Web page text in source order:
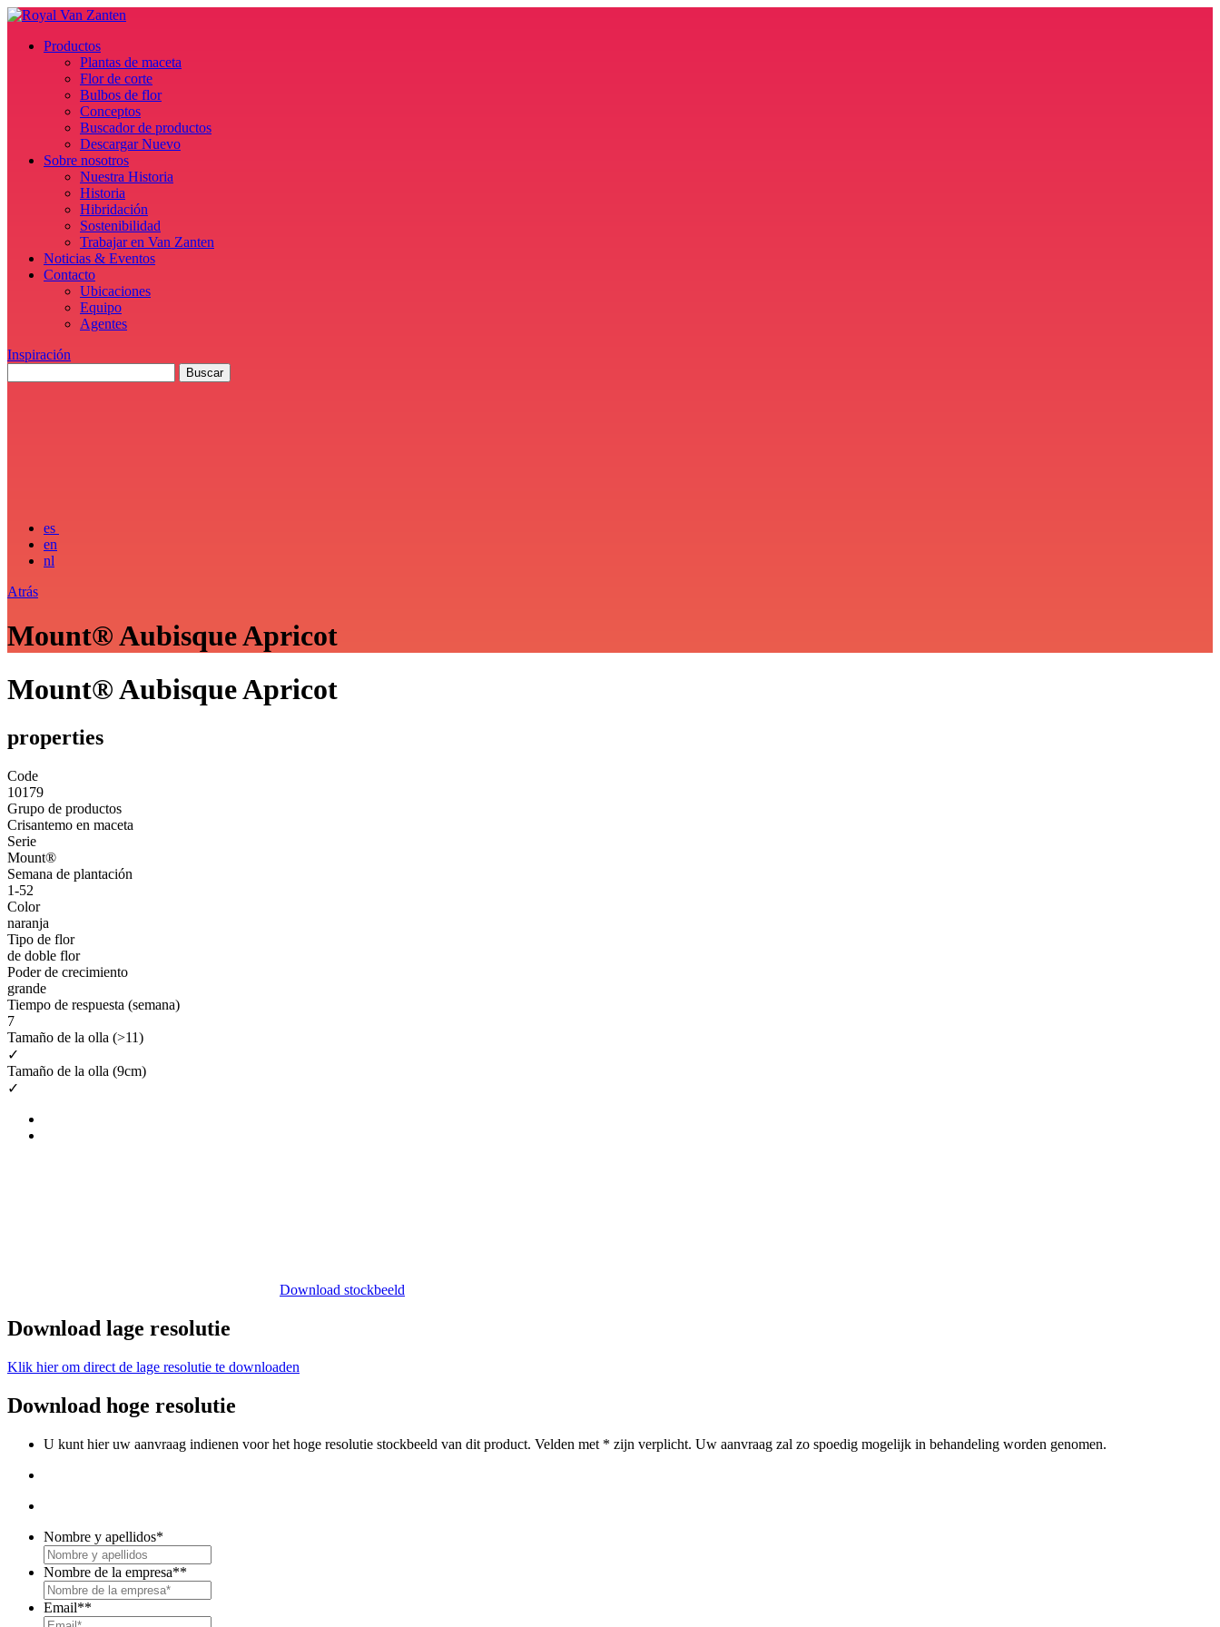
Productos
Plantas de maceta
Flor de corte
Bulbos de flor
Conceptos
Buscador de productos
Descargar Nuevo
Sobre nosotros
Nuestra Historia
Historia
Hibridación
Sostenibilidad
Trabajar en Van Zanten
Noticias & Eventos
Contacto
Ubicaciones
Equipo
Agentes
Inspiración
es
en
nl
Atrás
Mount® Aubisque Apricot
Mount® Aubisque Apricot
properties
Code
10179
Grupo de productos
Crisantemo en maceta
Serie
Mount®
Semana de plantación
1-52
Color
naranja
Tipo de flor
de doble flor
Poder de crecimiento
grande
Tiempo de respuesta (semana)
7
Tamaño de la olla (>11)
✓
Tamaño de la olla (9cm)
✓
Download stockbeeld
Download lage resolutie
Klik hier om direct de lage resolutie te downloaden
Download hoge resolutie
U kunt hier uw aanvraag indienen voor het hoge resolutie stockbeeld van dit product. Velden met * zijn verplicht. Uw aanvraag zal zo spoedig mogelijk in behandeling worden genomen.
Nombre y apellidos*
Nombre de la empresa**
Email**